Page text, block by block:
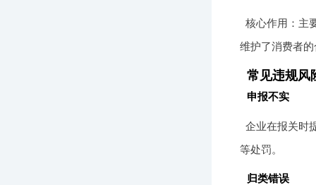
核心作用：主
维护了消费者
常见违规风
申报不实
企业在报关时
等处罚。
归类错误